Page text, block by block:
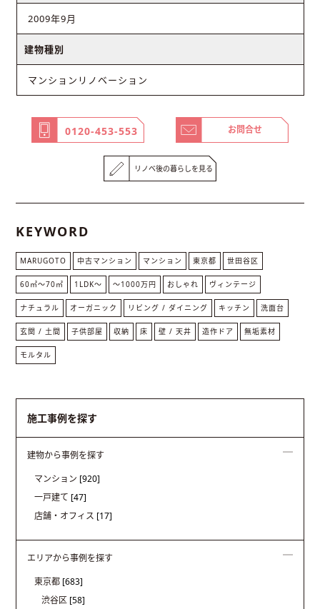
2009年9月
建物種別
マンションリノベーション
0120-453-553 お問合せ
リノベ後の暮らしを見る
KEYWORD
MARUGOTO 中古マンション マンション 東京都 世田谷区
60㎡〜70㎡ 1LDK〜 〜1000万円 おしゃれ ヴィンテージ
ナチュラル オーガニック リビング / ダイニング キッチン 洗面台
玄関 / 土間 子供部屋 収納 床 壁 / 天井 造作ドア 無垢素材
モルタル
施工事例を探す
建物から事例を探す
マンション [920]
一戸建て [47]
店舗・オフィス [17]
エリアから事例を探す
東京都 [683]
渋谷区 [58]